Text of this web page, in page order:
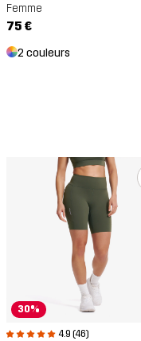
Femme
75 €
2 couleurs
30%
4.9 (46)